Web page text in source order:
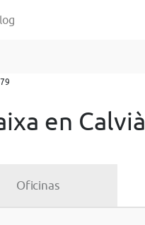
en Calvià
Oficinas